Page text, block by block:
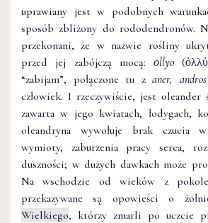
uprawiany jest w podobnych
sposób zbliżony do rododendronów.
przekonani, że w nazwie rośliny
przed jej zabójczą mocą: οllyo
“zabijam”, połączone tu z aner, andros
człowiek. I rzeczywiście, jest oleander
zawarta w jego kwiatach, łodygach,
oleandryna wywołuje brak czucia
wymioty, zaburzenia pracy serca,
duszności; w dużych dawkach może
Na wschodzie od wieków z
przekazywane są opowieści o
Wielkiego, którzy zmarli po uczcie